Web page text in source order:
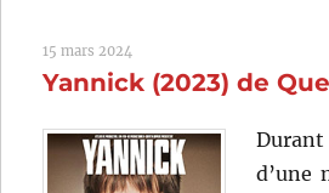
(2023)
Michel
Gondry
15 mars 2024
Yannick (2023) de
d’une